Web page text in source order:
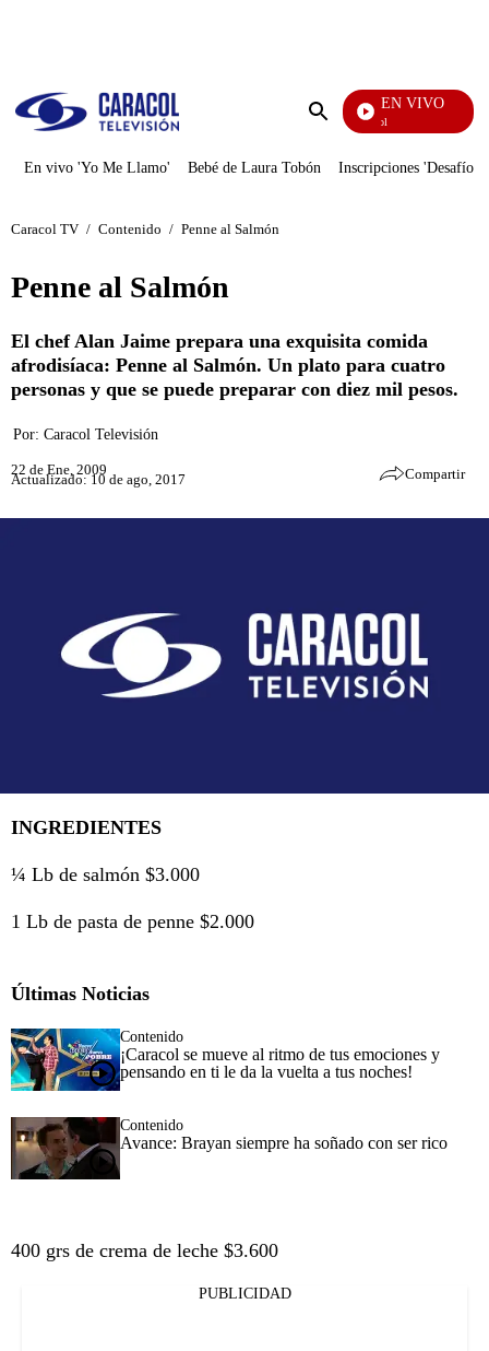
Enviar
EN VIVO
Noticias Caracol
En vivo 'Yo Me Llamo' Bebé de Laura Tobón Inscripciones 'Desafío'
Caracol TV / Contenido / Penne al Salmón
Penne al Salmón
El chef Alan Jaime prepara una exquisita comida
afrodisíaca: Penne al Salmón. Un plato para cuatro
personas y que se puede preparar con diez mil pesos.
Por: Caracol Televisión
22 de Ene, 2009
Actualizado: 10 de ago, 2017 Compartir
INGREDIENTES
¼ Lb de salmón $3.000
1 Lb de pasta de penne $2.000
Últimas Noticias
Contenido
¡Caracol se mueve al ritmo de tus emociones y
pensando en ti le da la vuelta a tus noches!
Contenido
Avance: Brayan siempre ha soñado con ser rico
400 grs de crema de leche $3.600
PUBLICIDAD